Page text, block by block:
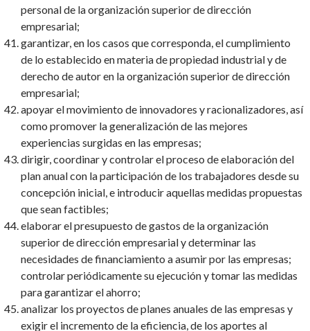
personal de la organización superior de dirección
empresarial;
garantizar, en los casos que corresponda, el cumplimiento
de lo establecido en materia de propiedad industrial y de
derecho de autor en la organización superior de dirección
empresarial;
apoyar el movimiento de innovadores y racionalizadores, así
como promover la generalización de las mejores
experiencias surgidas en las empresas;
dirigir, coordinar y controlar el proceso de elaboración del
plan anual con la participación de los trabajadores desde su
concepción inicial, e introducir aquellas medidas propuestas
que sean factibles;
elaborar el presupuesto de gastos de la organización
superior de dirección empresarial y determinar las
necesidades de financiamiento a asumir por las empresas;
controlar periódicamente su ejecución y tomar las medidas
para garantizar el ahorro;
analizar los proyectos de planes anuales de las empresas y
exigir el incremento de la eficiencia, de los aportes al